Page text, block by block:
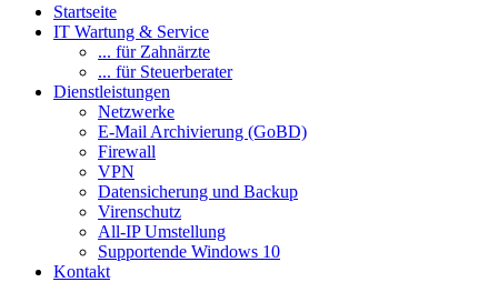
Startseite
IT Wartung & Service
... für Zahnärzte
... für Steuerberater
Dienstleistungen
Netzwerke
E-Mail Archivierung (GoBD)
Firewall
VPN
Datensicherung und Backup
Virenschutz
All-IP Umstellung
Supportende Windows 10
Kontakt